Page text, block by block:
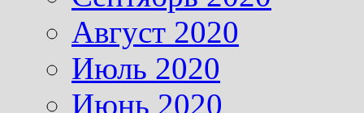
Август 2020
Июль 2020
Июнь 2020